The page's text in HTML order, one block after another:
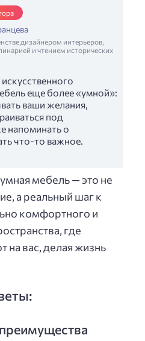
дизайнером интерьеров,
и чтением исторических
еще более «умной»:
ваши желания,
под
напоминать о
что-то важное.
мебель — это не
а реальный шаг к
комфортного и
где
на вас, делая жизнь